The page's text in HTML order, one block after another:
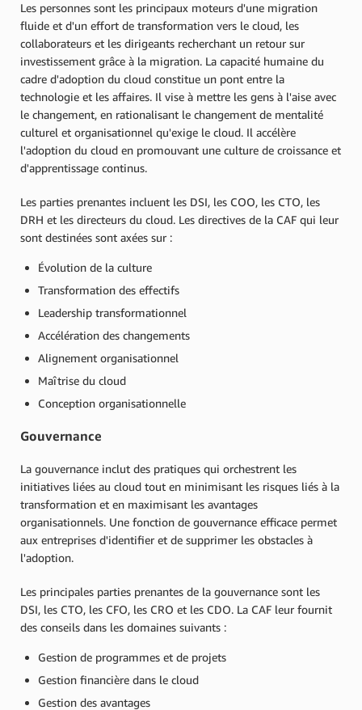
Les personnes sont les principaux moteurs d'une migration
fluide et d'un effort de transformation vers le cloud, les
collaborateurs et les dirigeants recherchant un retour sur
investissement grâce à la migration. La capacité humaine du
cadre d'adoption du cloud constitue un pont entre la
technologie et les affaires. Il vise à mettre les gens à l'aise avec
le changement, en rationalisant le changement de mentalité
culturel et organisationnel qu'exige le cloud. Il accélère
l'adoption du cloud en promouvant une culture de croissance et
d'apprentissage continus.
Les parties prenantes incluent les DSI, les COO, les CTO, les
DRH et les directeurs du cloud. Les directives de la CAF qui leur
sont destinées sont axées sur :
Évolution de la culture
Transformation des effectifs
Leadership transformationnel
Accélération des changements
Alignement organisationnel
Maîtrise du cloud
Conception organisationnelle
Gouvernance
La gouvernance inclut des pratiques qui orchestrent les
initiatives liées au cloud tout en minimisant les risques liés à la
transformation et en maximisant les avantages
organisationnels. Une fonction de gouvernance efficace permet
aux entreprises d'identifier et de supprimer les obstacles à
l'adoption.
Les principales parties prenantes de la gouvernance sont les
DSI, les CTO, les CFO, les CRO et les CDO. La CAF leur fournit
des conseils dans les domaines suivants :
Gestion de programmes et de projets
Gestion financière dans le cloud
Gestion des avantages